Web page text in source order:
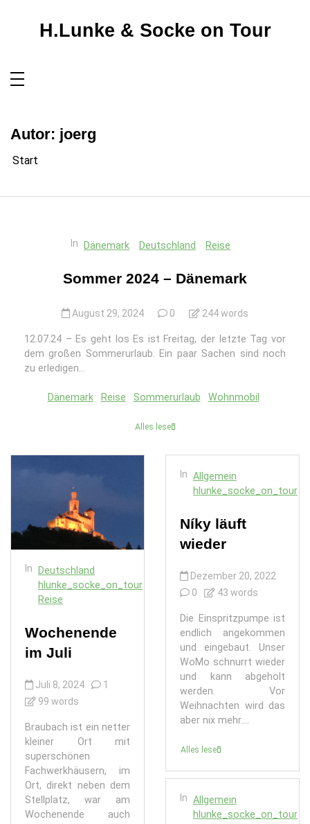
H.Lunke & Socke on Tour
Autor: joerg
Start
In Dänemark Deutschland Reise
Sommer 2024 – Dänemark
August 29, 2024 0 244 words
12.07.24 – Es geht los Es ist Freitag, der letzte Tag vor
dem großen Sommerurlaub. Ein paar Sachen sind noch
zu erledigen...
Dänemark Reise Sommerurlaub Wohnmobil
Alles lesen
In
Deutschland
hlunke_socke_on_tour
Reise
Wochenende
im Juli
Juli 8, 2024
1
99 words
Braubach ist ein netter
kleiner Ort mit
superschönen
Fachwerkhäusern, im
Ort, direkt neben dem
Stellplatz, war am
Wochenende auch
In Allgemein
hlunke_socke_on_tour
Níky läuft
wieder
Dezember 20, 2022
0
43 words
Die Einspritzpumpe ist
endlich angekommen
und eingebaut. Unser
WoMo schnurrt wieder
und kann abgeholt
werden. Vor
Weihnachten wird das
aber nix mehr....
Alles lesen
In Allgemein
hlunke_socke_on_tour